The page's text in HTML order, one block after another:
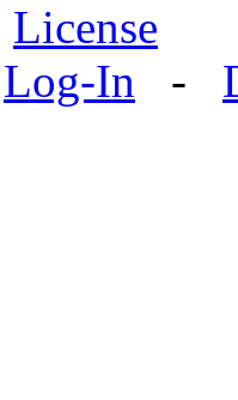
Log-In -